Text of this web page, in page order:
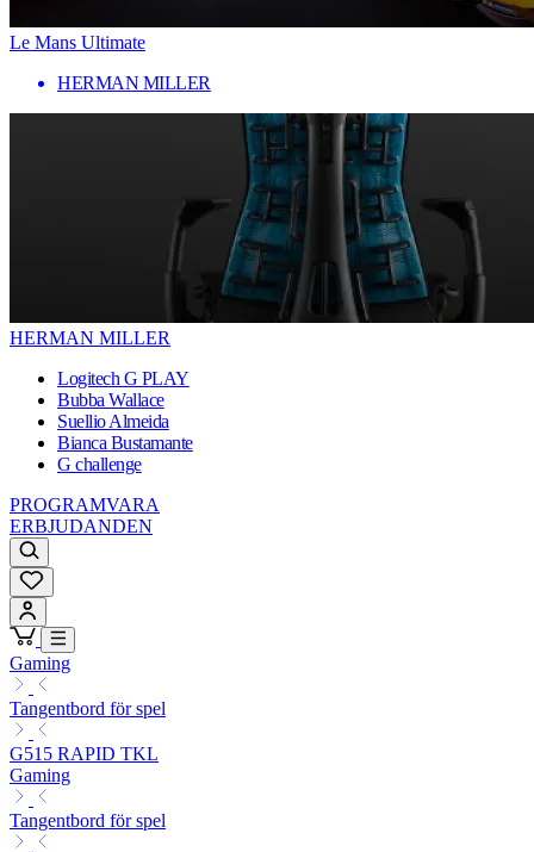
Le Mans Ultimate
HERMAN MILLER
HERMAN MILLER
Logitech G PLAY
Bubba Wallace
Suellio Almeida
Bianca Bustamante
G challenge
PROGRAMVARA
ERBJUDANDEN
Gaming
Tangentbord för spel
G515 RAPID TKL
Gaming
Tangentbord för spel